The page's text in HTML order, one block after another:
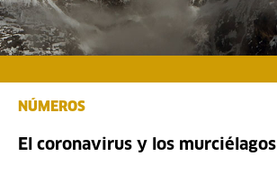
NÚMEROS
El coronavirus y los murciélagos